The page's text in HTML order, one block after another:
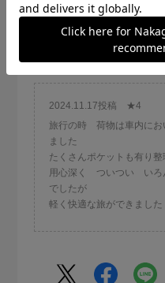
ポケットもたくさんあり
とのお出かけの
続
2024.11.17投稿 ★4
旅行の時 荷物は車内にお
ました
たくさんポケットも有り
用心深く ついつい いろ
でしたが
軽く快適な旅ができました